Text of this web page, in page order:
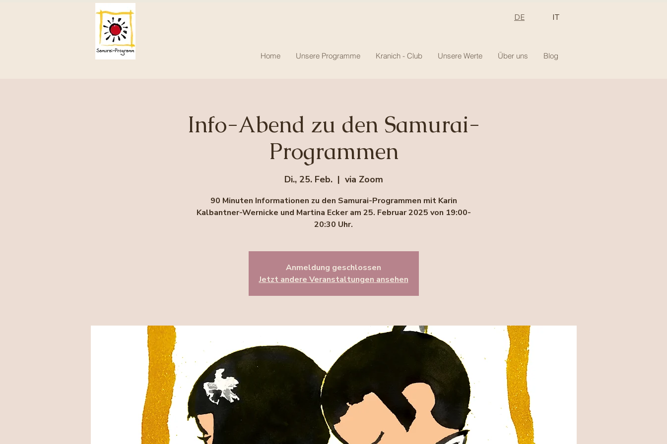
Home Unsere Programme Kranich - Club Unsere Werte Über uns Blog
DE IT
Info-Abend zu den Samurai-
Programmen
Di., 25. Feb.
  |
via Zoom
90 Minuten Informationen zu den Samurai-Programmen mit Karin
Kalbantner-Wernicke und Martina Ecker am 25. Februar 2025 von 19:00-
20:30 Uhr.
Anmeldung geschlossen
Jetzt andere Veranstaltungen ansehen